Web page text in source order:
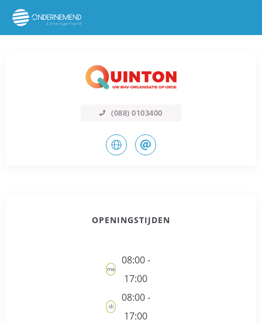
(088) 0103400
OPENINGSTIJDEN
ma
08:00 -
17:00
di
08:00 -
17:00